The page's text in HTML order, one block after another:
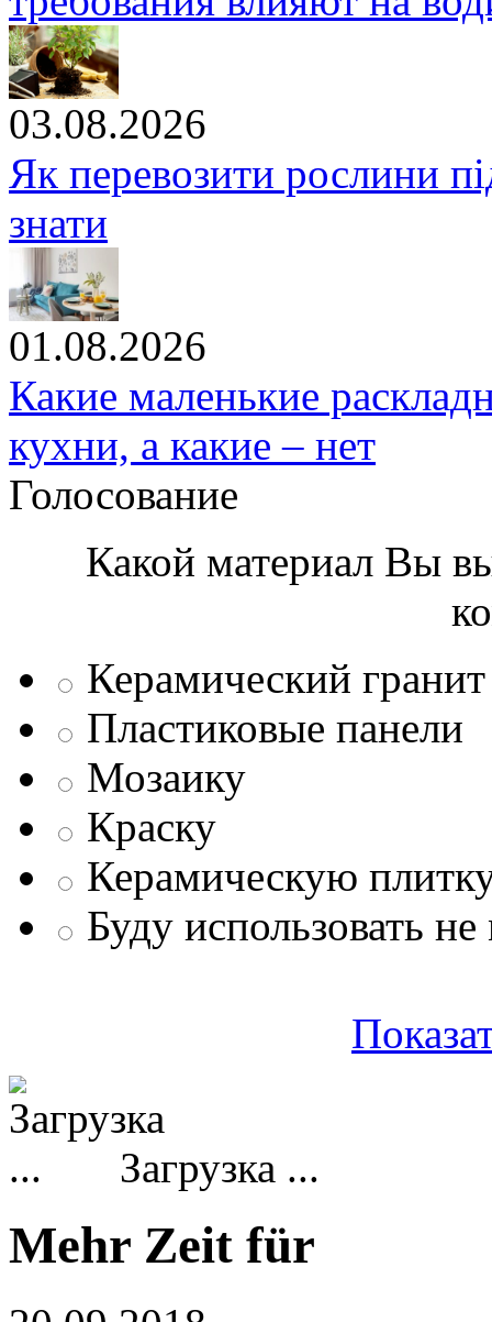
03.08.2026
Як перевозити рослини
знати
01.08.2026
Какие маленькие
кухни, а какие – нет
Голосование
Какой материал Вы
Керамический гранит
Пластиковые панели
Мозаику
Краску
Керамическую
Буду использовать
Загрузка ...
Mehr Zeit für